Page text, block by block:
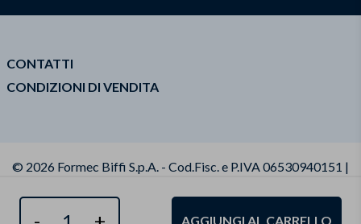
AGGIUNGI AL CARRELLO
CONTATTI
CONDIZIONI DI VENDITA
© 2026 Formec Biffi S.p.A. - Cod.Fisc. e P.IVA 06530940151 |
Vendita|Dichiarazione di Accessibilità|Modifica il